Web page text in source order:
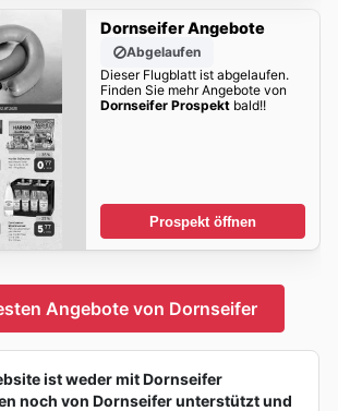
Dornseifer Angebote
Abgelaufen
Dieser Flugblatt ist abgelaufen.
Finden Sie mehr Angebote von
Dornseifer Prospektbald!!
Prospekt öffnen
Angebote von Dornseifer
ist weder mit Dornseifer
noch von Dornseifer unterstützt und